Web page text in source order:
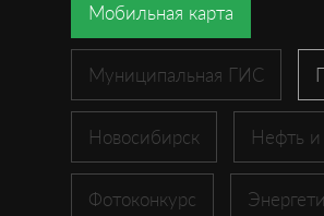
Мобильная карта
Муниципальная ГИС
Новосибирск Нефть и
Фотоконкурс